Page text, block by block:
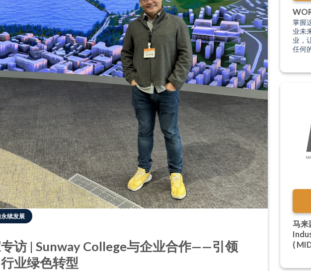
续发展
访 | Sunway College与企业合作——引领
业绿色转型
掌握
业未
业，
任何
马来
(